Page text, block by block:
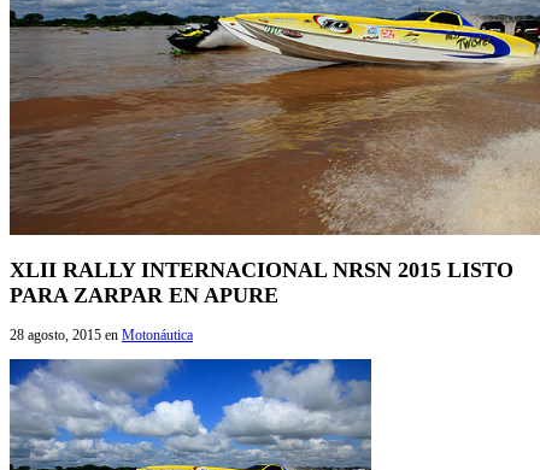
XLII RALLY INTERNACIONAL NRSN 2015 LISTO
PARA ZARPAR EN APURE
28 agosto, 2015 en Motonáutica